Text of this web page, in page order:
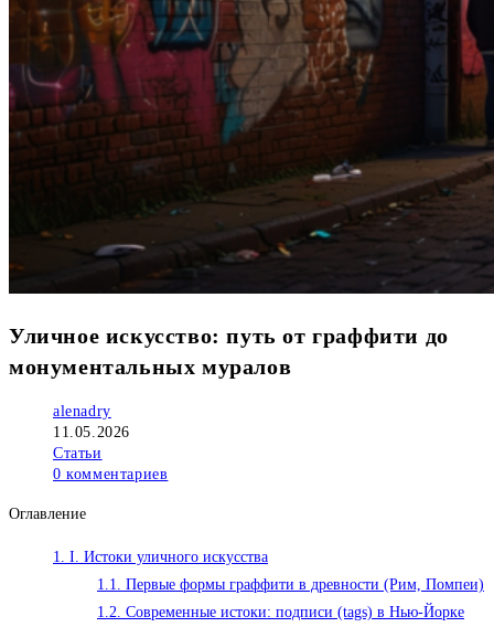
Уличное искусство: путь от граффити до
монументальных муралов
Автор
записи:
alenadry
Запись
опубликована:
11.05.2026
Рубрика
записи:
Статьи
Комментарии
записи:
0 комментариев
Оглавление
1. I. Истоки уличного искусства
1.1. Первые формы граффити в древности (Рим, Помпеи)
1.2. Современные истоки: подписи (tags) в Нью-Йорке